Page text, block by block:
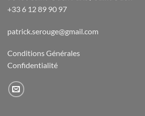
+33 6 12 89 90 97
patrick.serouge@gmail.com
Conditions Générales
Confidentialité